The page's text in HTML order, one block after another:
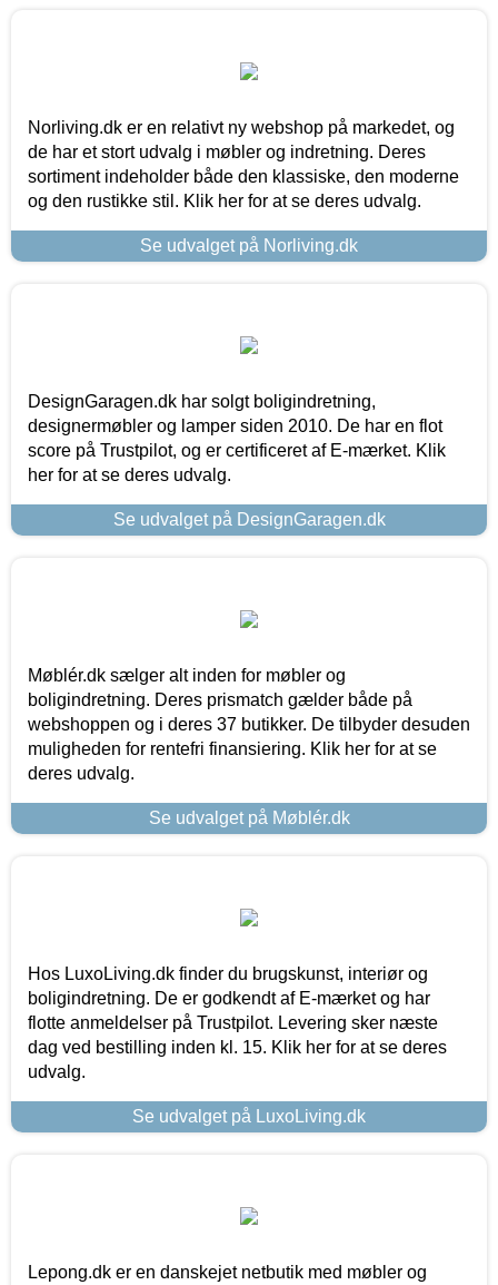
Norliving.dk er en relativt ny webshop på markedet, og
de har et stort udvalg i møbler og indretning. Deres
sortiment indeholder både den klassiske, den moderne
og den rustikke stil. Klik her for at se deres udvalg.
Se udvalget på Norliving.dk
DesignGaragen.dk har solgt boligindretning,
designermøbler og lamper siden 2010. De har en flot
score på Trustpilot, og er certificeret af E-mærket. Klik
her for at se deres udvalg.
Se udvalget på DesignGaragen.dk
Møblér.dk sælger alt inden for møbler og
boligindretning. Deres prismatch gælder både på
webshoppen og i deres 37 butikker. De tilbyder desuden
muligheden for rentefri finansiering. Klik her for at se
deres udvalg.
Se udvalget på Møblér.dk
Hos LuxoLiving.dk finder du brugskunst, interiør og
boligindretning. De er godkendt af E-mærket og har
flotte anmeldelser på Trustpilot. Levering sker næste
dag ved bestilling inden kl. 15. Klik her for at se deres
udvalg.
Se udvalget på LuxoLiving.dk
Lepong.dk er en danskejet netbutik med møbler og